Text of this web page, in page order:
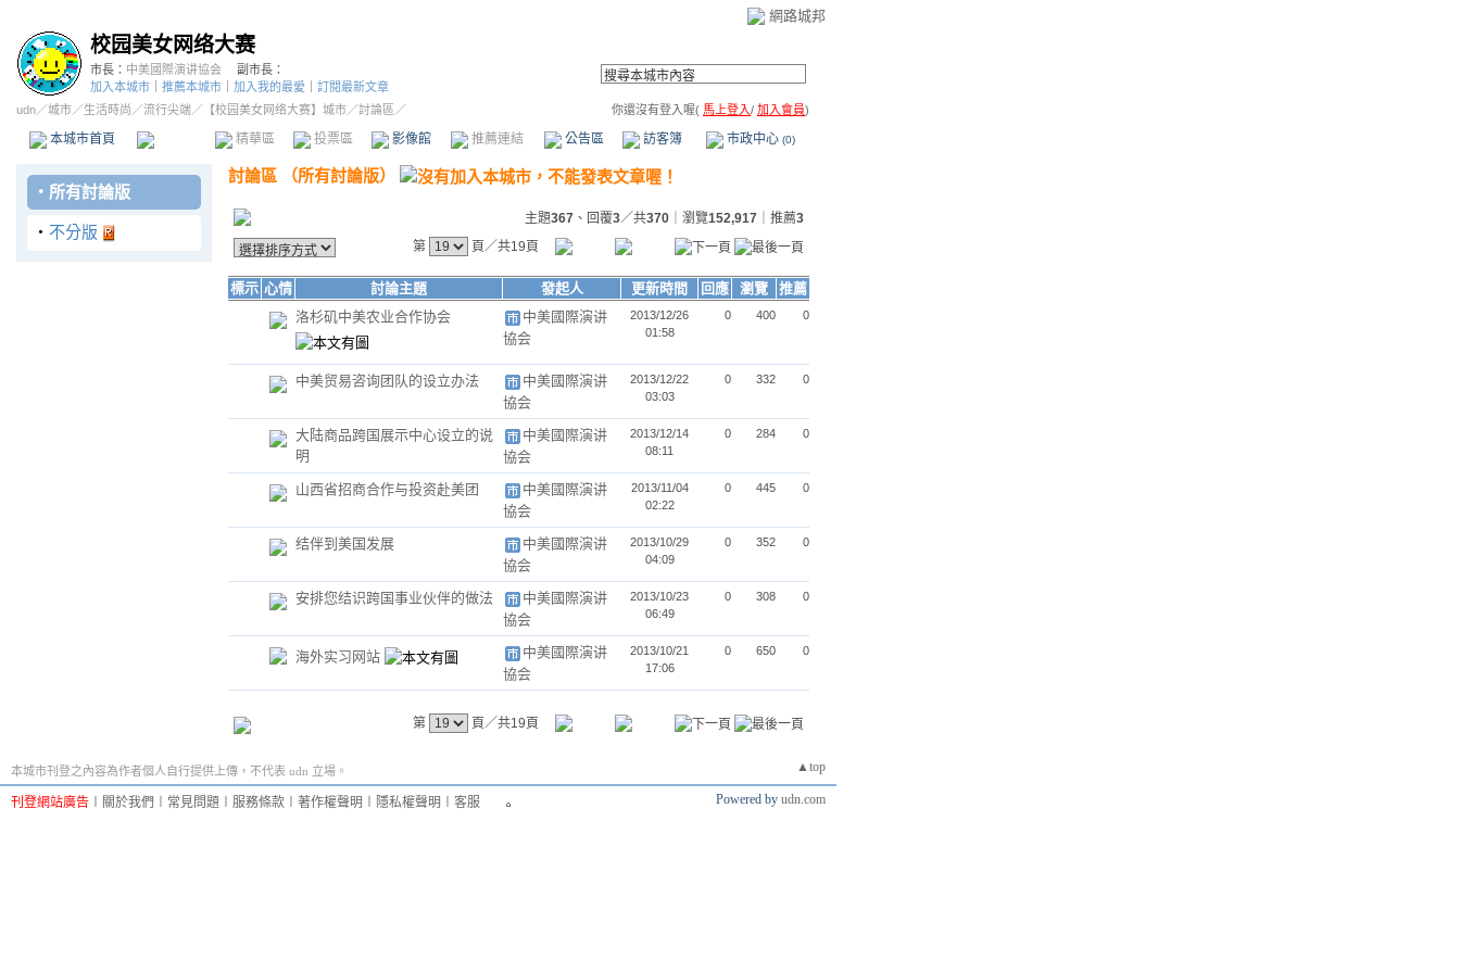
網路城邦
校园美女网络大赛
市長： 中美國際演讲協会
副市長：
加入本城市
推薦本城市 加入我的最愛
訂閱最新文章
udn／城市／生活時尚 ／流行尖端／ 【校园美女网络大赛】城市／討論區／ 你還沒有登入喔( 馬上登入/ 加入會員)
本城市首頁 精華區 投票區 影像館 推薦連結 公告區 訪客簿 市政中心 (0)
‧ 所有討論版
‧ 不分版
討論區 （所有討論版）
主題367 、回覆3／共370 ｜瀏覽152,917 ｜推薦3
第
頁／共19頁
標示 心情 討論主題 發起人 更新時間 回應 瀏覽
推薦
洛杉矶中美农业合作协会
中美國際演讲
協会
2013/12/26
01:58
0 400 0
中美贸易咨询团队的设立办法
中美國際演讲
協会
2013/12/22
03:03
0 332 0
大陆商品跨国展示中心设立的说
明
中美國際演讲
協会
2013/12/14
08:11
0 284 0
山西省招商合作与投资赴美团
中美國際演讲
協会
2013/11/04
02:22
0 445 0
结伴到美国发展
中美國際演讲
協会
2013/10/29
04:09
0 352 0
安排您结识跨国事业伙伴的做法
中美國際演讲
協会
2013/10/23
06:49
0 308 0
海外实习网站
中美國際演讲
協会
2013/10/21
17:06
0 650 0
第 頁／共19頁
▲top
本城市刊登之內容為作者個人自行提供上傳，不代表 udn 立場。
刊登網站廣告 關於我們 常見問題 服務條款 著作權聲明 隱私權聲明 客服 Powered by udn.com